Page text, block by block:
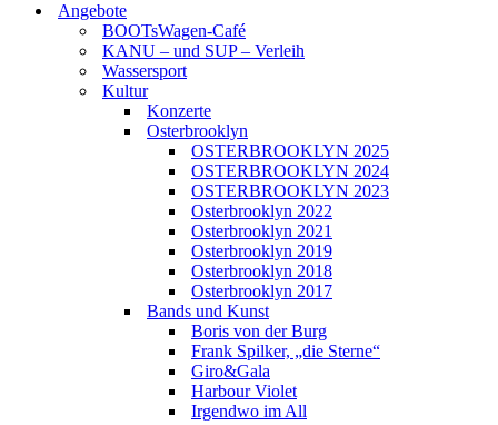
Angebote
BOOTsWagen-Café
KANU – und SUP – Verleih
Wassersport
Kultur
Konzerte
Osterbrooklyn
OSTERBROOKLYN 2025
OSTERBROOKLYN 2024
OSTERBROOKLYN 2023
Osterbrooklyn 2022
Osterbrooklyn 2021
Osterbrooklyn 2019
Osterbrooklyn 2018
Osterbrooklyn 2017
Bands und Kunst
Boris von der Burg
Frank Spilker, „die Sterne“
Giro&Gala
Harbour Violet
Irgendwo im All